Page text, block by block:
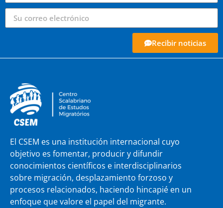
Recibir noticias
El CSEM es una institución internacional cuyo
objetivo es fomentar, producir y difundir
conocimientos científicos e interdisciplinarios
sobre migración, desplazamiento forzoso y
procesos relacionados, haciendo hincapié en un
enfoque que valore el papel del migrante.